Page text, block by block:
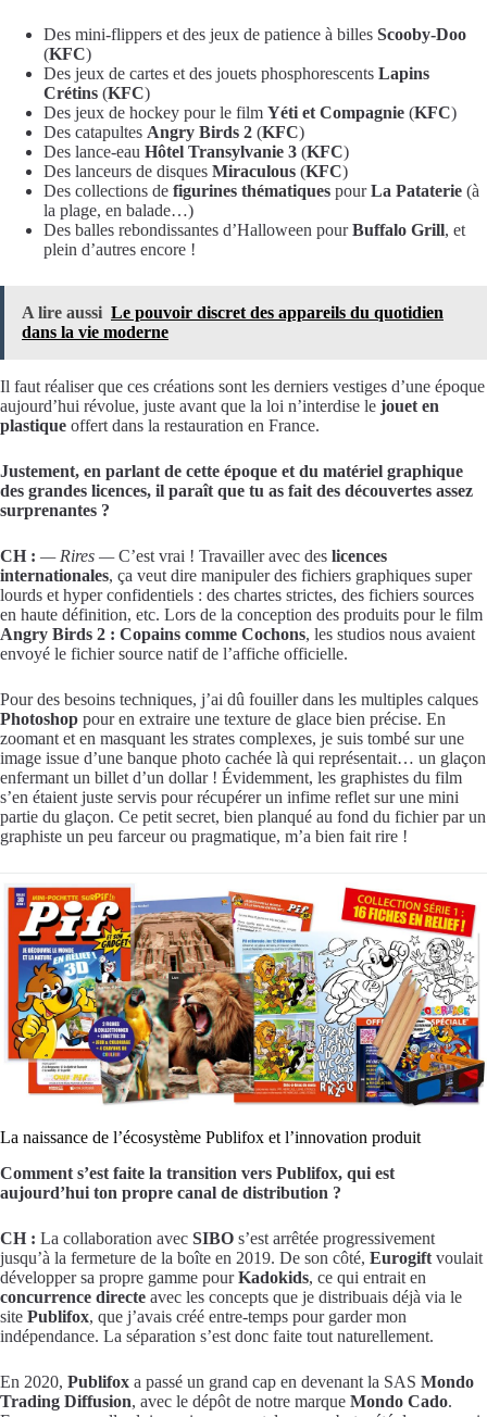
Des mini-flippers et des jeux de patience à billes Scooby-Doo
(KFC)
Des jeux de cartes et des jouets phosphorescents Lapins
Crétins (KFC)
Des jeux de hockey pour le film Yéti et Compagnie (KFC)
Des catapultes Angry Birds 2 (KFC)
Des lance-eau Hôtel Transylvanie 3 (KFC)
Des lanceurs de disques Miraculous (KFC)
Des collections de figurines thématiques pourLa Pataterie (à
la plage, en balade…)
Des balles rebondissantes d’Halloween pourBuffalo Grill, et
plein d’autres encore !
A lire aussi Le pouvoir discret des appareils du quotidien
dans la vie moderne
Il faut réaliser que ces créations sont les derniers vestiges d’une époque
aujourd’hui révolue, juste avant que la loi n’interdise le jouet en
plastique offert dans la restauration en France.
Justement, en parlant de cette époque et du matériel graphique
des grandes licences, il paraît que tu as fait des découvertes assez
surprenantes ?
CH : — Rires —C’est vrai ! Travailler avec des licences
internationales, ça veut dire manipuler des fichiers graphiques super
lourds et hyper confidentiels : des chartes strictes, des fichiers sources
en haute définition, etc. Lors de la conception des produits pour le film
Angry Birds 2 : Copains comme Cochons, les studios nous avaient
envoyé le fichier source natif de l’affiche officielle.
Pour des besoins techniques, j’ai dû fouiller dans les multiples calques
Photoshop pour en extraire une texture de glace bien précise. En
zoomant et en masquant les strates complexes, je suis tombé sur une
image issue d’une banque photo cachée là qui représentait… un glaçon
enfermant un billet d’un dollar ! Évidemment, les graphistes du film
s’en étaient juste servis pour récupérer un infime reflet sur une mini
partie du glaçon. Ce petit secret, bien planqué au fond du fichier par un
graphiste un peu farceur ou pragmatique, m’a bien fait rire !
La naissance de l’écosystème Publifox et l’innovation produit
Comment s’est faite la transition vers Publifox, qui est
aujourd’hui ton propre canal de distribution ?
CH : La collaboration avec SIBO s’est arrêtée progressivement
jusqu’à la fermeture de la boîte en 2019. De son côté, Eurogift voulait
développer sa propre gamme pourKadokids, ce qui entrait en
concurrence directe avec les concepts que je distribuais déjà via le
site Publifox, que j’avais créé entre-temps pour garder mon
indépendance. La séparation s’est donc faite tout naturellement.
En 2020, Publifox a passé un grand cap en devenant la SAS Mondo
Trading Diffusion, avec le dépôt de notre marque Mondo Cado.